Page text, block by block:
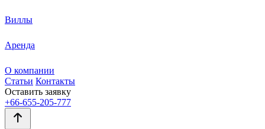
Виллы
Аренда
О компании
Статьи Контакты
Оставить заявку
+66-655-205-777